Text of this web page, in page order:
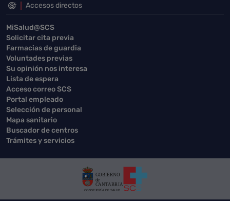
Accesos directos
MiSalud@SCS
Solicitar cita previa
Farmacias de guardia
Voluntades previas
Su opinión nos interesa
Lista de espera
Acceso correo SCS
Portal empleado
Selección de personal
Mapa sanitario
Buscador de centros
Trámites y servicios